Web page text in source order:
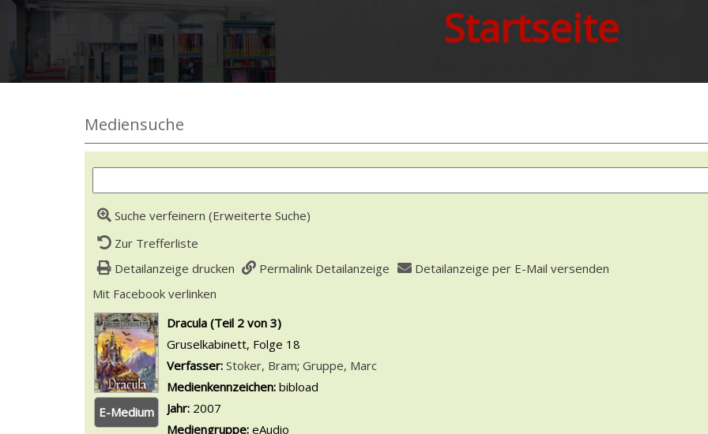
Startseite
Mediensuche
Suche verfeinern (Erweiterte Suche)
Zur Trefferliste
Detailanzeige drucken
Permalink Detailanzeige Detailanzeige per E-Mail versenden
Mit Facebook verlinken
wird in neuem Tab geöffnet
E-Medium
Dracula (Teil 2 von 3)
Gruselkabinett, Folge 18
Verfasser: Suche nach diesem Verfasser
Stoker, Bram; Gruppe, Marc
Medienkennzeichen: bibload
Jahr: 2007
Mediengruppe: eAudio